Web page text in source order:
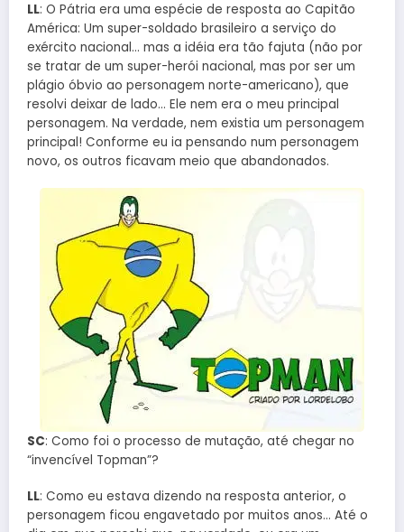
LL: O Pátria era uma espécie de resposta ao Capitão
América: Um super-soldado brasileiro a serviço do
exército nacional… mas a idéia era tão fajuta (não por
se tratar de um super-herói nacional, mas por ser um
plágio óbvio ao personagem norte-americano), que
resolvi deixar de lado… Ele nem era o meu principal
personagem. Na verdade, nem existia um personagem
principal! Conforme eu ia pensando num personagem
novo, os outros ficavam meio que abandonados.
SC: Como foi o processo de mutação, até chegar no
“invencível Topman”?
LL: Como eu estava dizendo na resposta anterior, o
personagem ficou engavetado por muitos anos… Até o